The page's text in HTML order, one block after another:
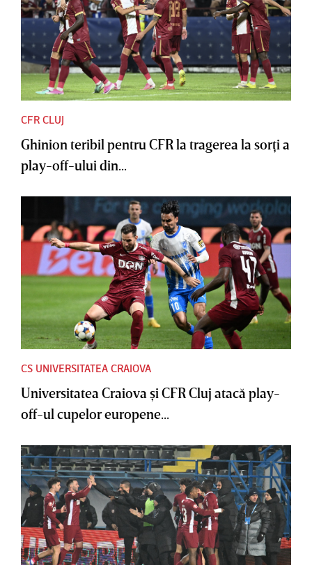
CFR CLUJ
Ghinion teribil pentru CFR la tragerea la sorţi a
play-off-ului din...
CS UNIVERSITATEA CRAIOVA
Universitatea Craiova şi CFR Cluj atacă play-
off-ul cupelor europene...